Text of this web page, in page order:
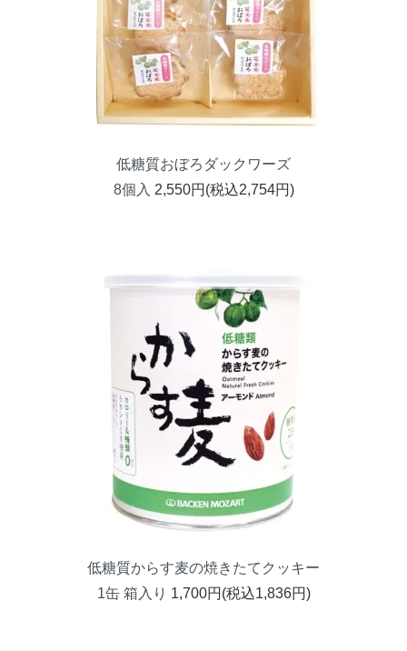
低糖質おぼろダックワーズ
8個入 2,550円(税込2,754円)
低糖質からす麦の焼きたてクッキー
1缶 箱入り 1,700円(税込1,836円)